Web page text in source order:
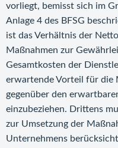
vorliegt, bemisst sich im
Anlage 4 des BFSG
ist das Verhältnis der
Maßnahmen zur
Gesamtkosten der
erwartende Vorteil für die
gegenüber den
einzubeziehen. Drittens
zur Umsetzung der
Unternehmens